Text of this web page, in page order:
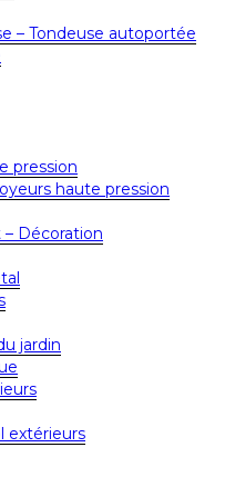
– Tondeuse autoportée
pression
haute pression
Décoration
jardin
extérieurs